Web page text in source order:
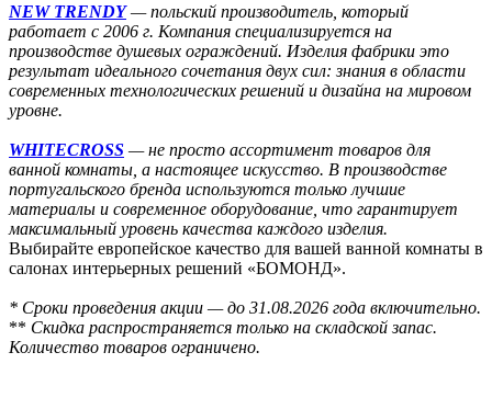
NEW TRENDY—польский производитель, который
работает с 2006 г. Компания специализируется на
производстве душевых ограждений. Изделия фабрики это
результат идеального сочетания двух сил: знания в области
современных технологических решений и дизайна на мировом
уровне.
WHITECROSS — не просто ассортимент товаров для
ванной комнаты, а настоящее искусство. В производстве
португальского бренда используются только лучшие
материалы и современное оборудование, что гарантирует
максимальный уровень качества каждого изделия.
Выбирайте европейское качество для вашей ванной комнаты в
салонах интерьерных решений «БОМОНД‎»‎.
* Сроки проведения акции — до 31.08.2026 года включительно.
** Скидка распространяется только на складской запас.
Количество товаров ограничено.